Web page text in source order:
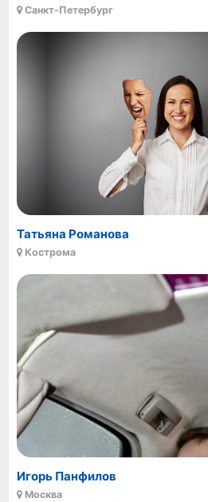
Санкт-Петербург
Татьяна Романова
Кострома
Игорь Панфилов
Москва